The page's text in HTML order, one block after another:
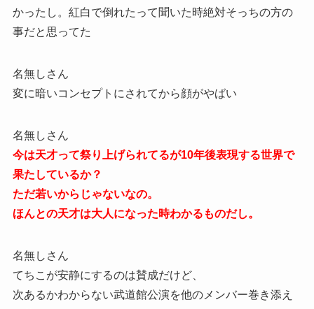
かったし。紅白で倒れたって聞いた時絶対そっちの方の
事だと思ってた
名無しさん
変に暗いコンセプトにされてから顔がやばい
名無しさん
今は天才って祭り上げられてるが10年後表現する世界で
果たしているか？
ただ若いからじゃないなの。
ほんとの天才は大人になった時わかるものだし。
名無しさん
てちこが安静にするのは賛成だけど、
次あるかわからない武道館公演を他のメンバー巻き添え